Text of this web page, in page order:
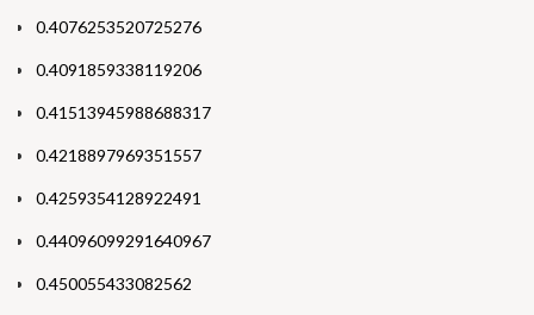
0.4076253520725276
0.4091859338119206
0.41513945988688317
0.4218897969351557
0.4259354128922491
0.44096099291640967
0.450055433082562